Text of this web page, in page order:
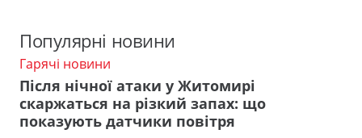
Популярні новини
Гарячі новини
Після нічної атаки у Житомирі
скаржаться на різкий запах: що
показують датчики повітря